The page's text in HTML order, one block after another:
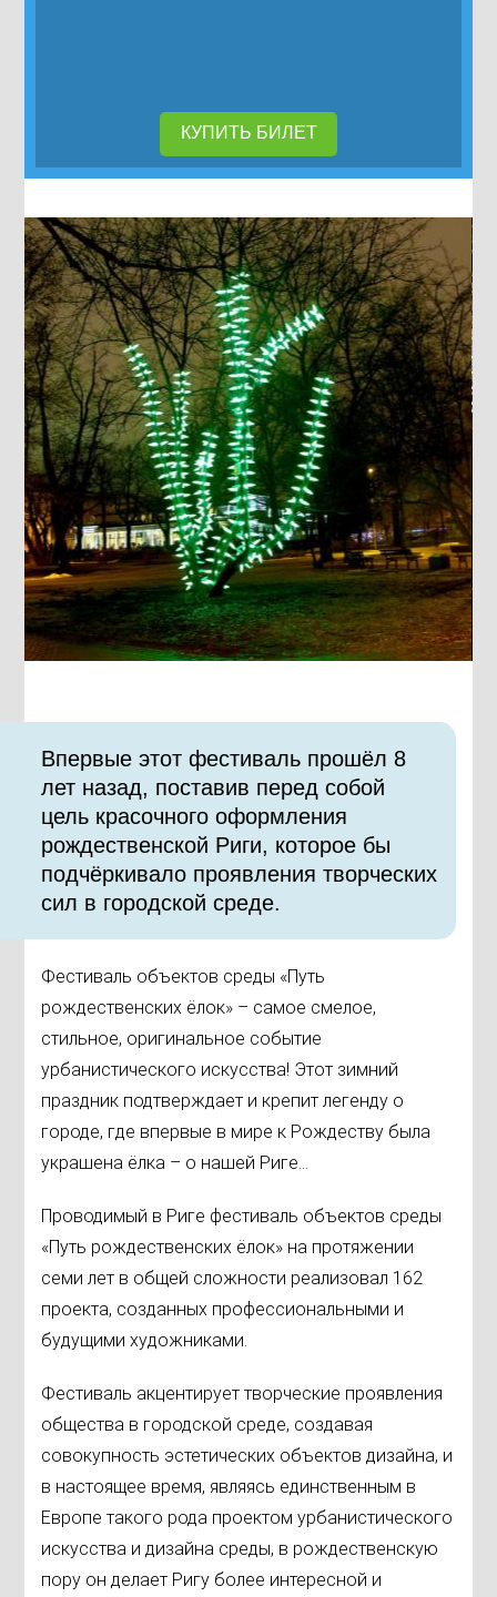
КУПИТЬ БИЛЕТ
Впервые этот фестиваль прошёл 8
лет назад, поставив перед собой
цель красочного оформления
рождественской Риги, которое бы
подчёркивало проявления творческих
сил в городской среде.
Фестиваль объектов среды «Путь
рождественских ёлок» – самое смелое,
стильное, оригинальное событие
урбанистического искусства! Этот зимний
праздник подтверждает и крепит легенду о
городе, где впервые в мире к Рождеству была
украшена ёлка – о нашей Риге…
Проводимый в Риге фестиваль объектов среды
«Путь рождественских ёлок» на протяжении
семи лет в общей сложности реализовал 162
проекта, созданных профессиональными и
будущими художниками.
Фестиваль акцентирует творческие проявления
общества в городской среде, создавая
совокупность эстетических объектов дизайна, и
в настоящее время, являясь единственным в
Европе такого рода проектом урбанистического
искусства и дизайна среды, в рождественскую
пору он делает Ригу более интересной и